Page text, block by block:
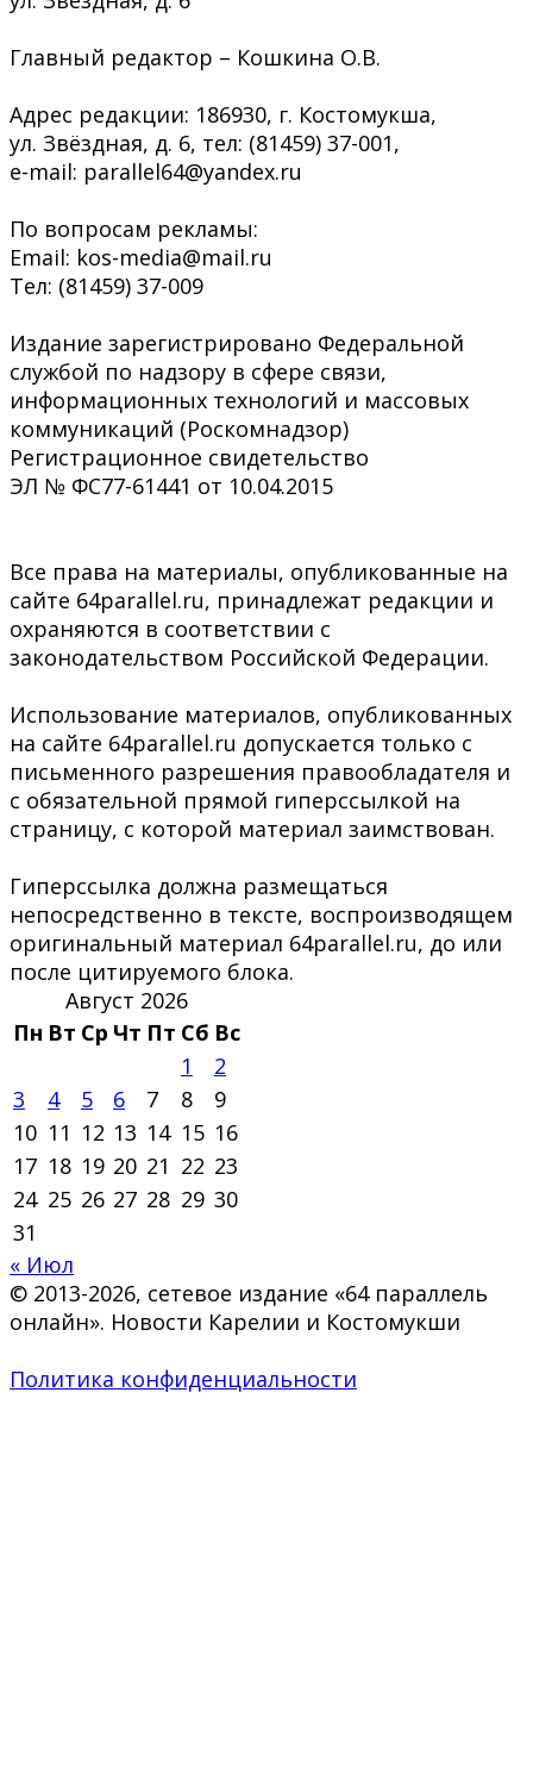
Главный редактор – Кошкина О.В.
Адрес редакции: 186930, г. Костомукша,
ул. Звёздная, д. 6, тел: (81459) 37-001,
e-mail: parallel64@yandex.ru
По вопросам рекламы:
Email: kos-media@mail.ru
Тел: (81459) 37-009
Издание зарегистрировано Федеральной
службой по надзору в сфере связи,
информационных технологий и массовых
коммуникаций (Роскомнадзор)
Регистрационное свидетельство
ЭЛ № ФС77-61441 от 10.04.2015
Все права на материалы, опубликованные на
сайте 64parallel.ru, принадлежат редакции и
охраняются в соответствии с
законодательством Российской Федерации.
Использование материалов, опубликованных
на сайте 64parallel.ru допускается только с
письменного разрешения правообладателя и
с обязательной прямой гиперссылкой на
страницу, с которой материал заимствован.
Гиперссылка должна размещаться
непосредственно в тексте, воспроизводящем
оригинальный материал 64parallel.ru, до или
после цитируемого блока.
Август 2026
Пн Вт Ср Чт Пт Сб Вс
1
2
3
4 5 6 7 8
9
10 11 12 13 14 15 16
17 18 19 20 21 22 23
24 25 26 27 28 29 30
31
« Июл
© 2013-2026, сетевое издание «64 параллель
онлайн». Новости Карелии и Костомукши
Политика конфиденциальности